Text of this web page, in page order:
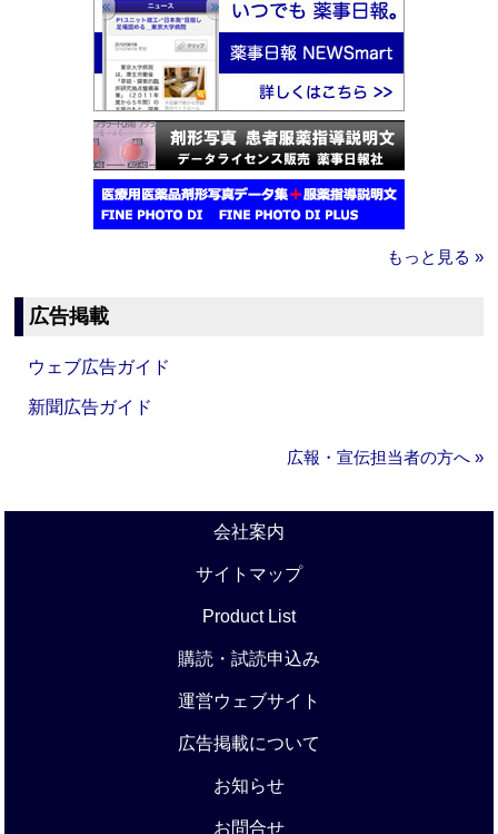
もっと見る »
広告掲載
ウェブ広告ガイド
新聞広告ガイド
広報・宣伝担当者の方へ »
会社案内
サイトマップ
Product List
購読・試読申込み
運営ウェブサイト
広告掲載について
お知らせ
お問合せ